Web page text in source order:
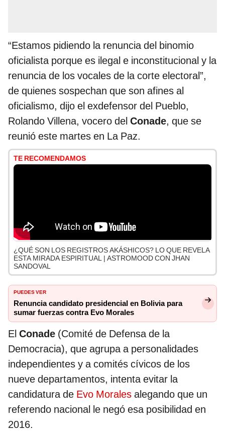
“Estamos pidiendo la renuncia del binomio
oficialista porque es ilegal e inconstitucional y la
renuncia de los vocales de la corte electoral”,
de quienes sospechan que son afines al
oficialismo, dijo el exdefensor del Pueblo,
Rolando Villena, vocero del Conade, que se
reunió este martes en La Paz.
TE RECOMENDAMOS
¿QUÉ SON LOS REGISTROS AKÁSHICOS? LO QUE REVELA
ESTA MIRADA ESPIRITUAL | ASTROMOOD CON JHAN
SANDOVAL
PUEDES VER
Renuncia candidato presidencial en Bolivia para
sumar fuerzas contra Evo Morales
El Conade (Comité de Defensa de la
Democracia), que agrupa a personalidades
independientes y a comités cívicos de los
nueve departamentos, intenta evitar la
candidatura de Evo Morales alegando que un
referendo nacional le negó esa posibilidad en
2016.